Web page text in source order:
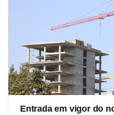
Entrada em vigor do